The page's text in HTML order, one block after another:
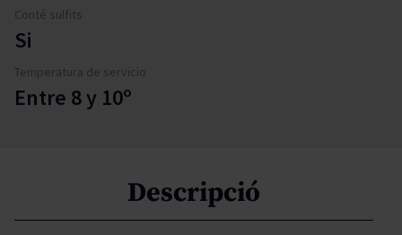
Conté sulfits
Si
Temperatura de servicio
Entre 8 y 10º
Descripció